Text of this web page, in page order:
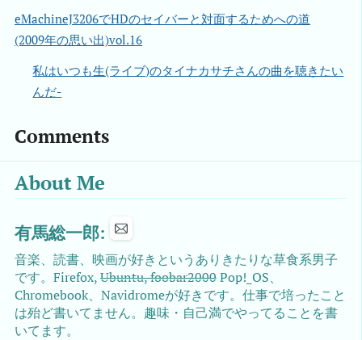
eMachineJ3206でHDのセイバーと対面するためへの道
(2009年の思い出)vol.16
私はいつも生(ライブ)のタイナカサチさんの曲を聴きたい
んだ-
Comments
About Me
有馬総一郎:
音楽、読書、映画が好きというありきたりな草食系男子
です。Firefox,Ubuntu, foobar2000Pop!_OS、
Chromebook、Navidromeが好きです。仕事で培ったこと
は殆ど書いてません。趣味・自己満でやってることを書
いてます。